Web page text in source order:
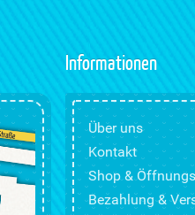
Informationen
Über uns
Kontakt
Shop &
Bezahlung &